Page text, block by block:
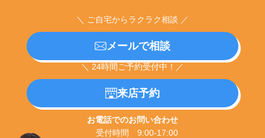
＼ ご自宅からラクラク相談 ／
メールで相談
＼ 24時間ご予約受付中！／
来店予約
お電話でのお問い合わせ
受付時間 9:00-17:00